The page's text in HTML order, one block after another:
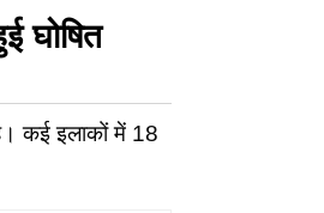
घोषित
कई इलाकों में 18